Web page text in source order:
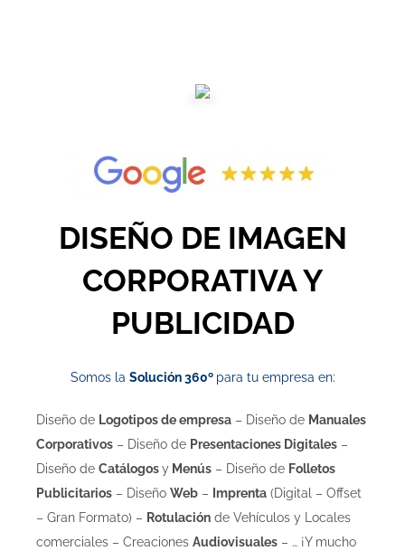
DISEÑO DE IMAGEN
CORPORATIVA Y
PUBLICIDAD
Somos la Solución 360º para tu empresa en:
Diseño de Logotipos de empresa – Diseño de Manuales
Corporativos – Diseño de Presentaciones Digitales –
Diseño de Catálogosy Menús – Diseño de Folletos
Publicitarios – Diseño Web – Imprenta (Digital – Offset
– Gran Formato) – Rotulación de Vehículos y Locales
comerciales – Creaciones Audiovisuales – … ¡Y mucho